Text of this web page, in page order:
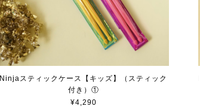
Ninjaスティックケース【キッズ】（スティック
付き）①
¥4,290